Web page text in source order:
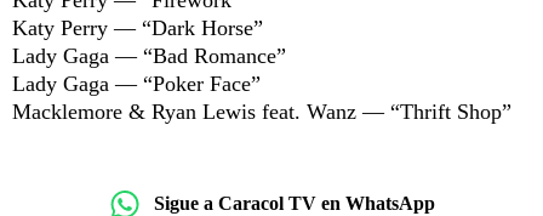
Katy Perry — “Dark Horse”
Lady Gaga — “Bad Romance”
Lady Gaga — “Poker Face”
Macklemore & Ryan Lewis feat. Wanz — “Thrift Shop”
Sigue a Caracol TV en WhatsApp